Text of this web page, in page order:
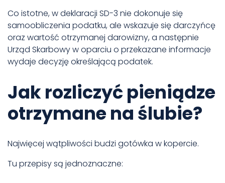
Co istotne, w deklaracji SD-3 nie dokonuje się
samoobliczenia podatku, ale wskazuje się darczyńcę
oraz wartość otrzymanej darowizny, a następnie
Urząd Skarbowy w oparciu o przekazane informacje
wydaje decyzję określającą podatek.
Jak rozliczyć pieniądze
otrzymane na ślubie?
Najwięcej wątpliwości budzi gotówka w kopercie.
Tu przepisy są jednoznaczne: